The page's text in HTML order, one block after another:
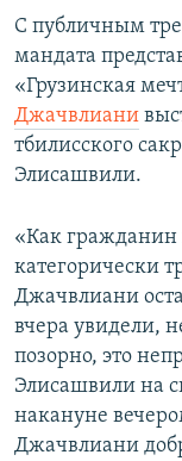
поискуАРМЕНИЯ
АЗЕРБАЙДЖАН
ПОЛИТИКА
ЭКОНОМИКА
ОБЩЕСТВО
КУЛЬТУРА
МИР
РУБРИКИ
НЕКРУГЛЫЙ СТОЛ
ГОСТЬ НЕДЕЛИ
ПОЗИЦИЯ
ГОЛОСА
МУЛЬТИМЕДИА
ВИДЕО
ФОТО
АУДИО
ПОДКАСТЫ
ПРИСОЕДИНЯЙТЕСЬ!
Все сайты
С публичным
мандата
«Грузинская
Джачвлиани
тбилисского
Элисашвили.
«Как гражданин
категорически
Джачвлиани
вчера увидели,
позорно, это
Элисашвили на
накануне
Джачвлиани